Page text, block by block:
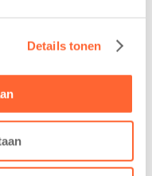
Details tonen
Concreet
hebt doorbetaald
ontvangt
2021 tot 10